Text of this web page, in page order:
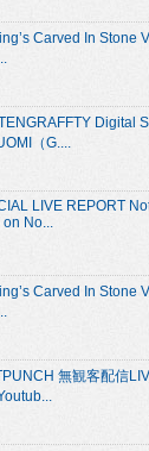
Carved In Stone
Digital
（G....
LIVE REPORT
on No...
Carved In Stone
無観客配信